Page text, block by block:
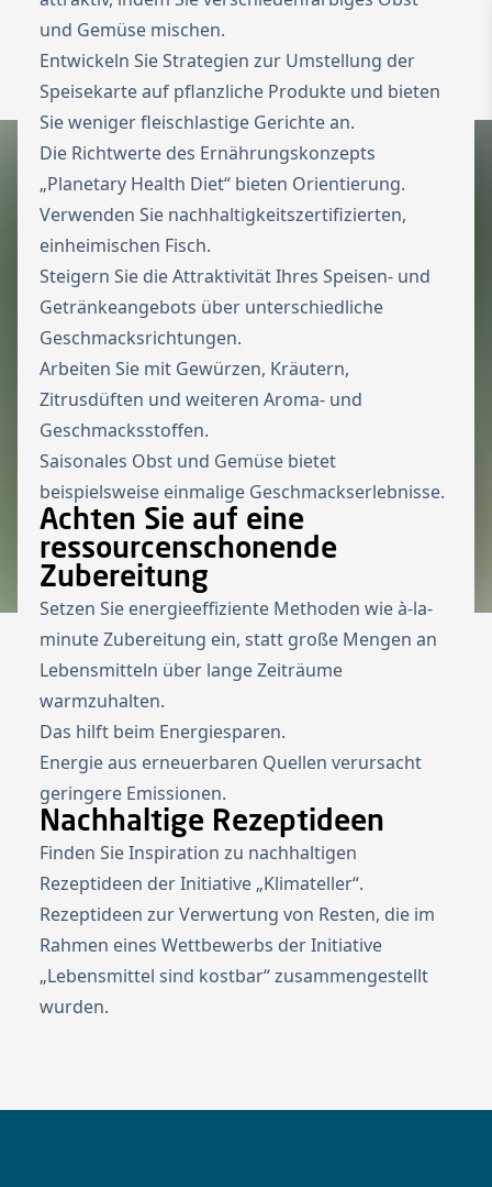
To the homepage
Wechseln zu
und Gemüse mischen.
Entwickeln Sie Strategien zur Umstellung der
Speisekarte auf pflanzliche Produkte und bieten
Sie weniger fleischlastige Gerichte an.
Die Richtwerte des Ernährungskonzepts
„Planetary Health Diet“ bieten Orientierung.
Verwenden Sie nachhaltigkeitszertifizierten,
einheimischen Fisch.
Steigern Sie die Attraktivität Ihres Speisen- und
Getränkeangebots über unterschiedliche
Geschmacksrichtungen.
Arbeiten Sie mit Gewürzen, Kräutern,
Zitrusdüften und weiteren Aroma- und
Geschmacksstoffen.
Saisonales Obst und Gemüse bietet
beispielsweise einmalige Geschmackserlebnisse.
Achten Sie auf eine
ressourcenschonende
Zubereitung
Setzen Sie energieeffiziente Methoden wie à-la-
minute Zubereitung ein, statt große Mengen an
Lebensmitteln über lange Zeiträume
warmzuhalten.
Das hilft beim Energiesparen.
Energie aus erneuerbaren Quellen verursacht
geringere Emissionen.
Nachhaltige Rezeptideen
Finden Sie Inspiration zu nachhaltigen
Rezeptideen der Initiative „Klimateller“.
Rezeptideen zur Verwertung von Resten, die im
Rahmen eines Wettbewerbs der Initiative
„Lebensmittel sind kostbar“ zusammengestellt
wurden.